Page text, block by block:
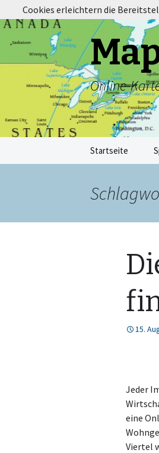
Online-
Startseite
15.
Jeder
eine
Viertel
Cookies erleichtern die